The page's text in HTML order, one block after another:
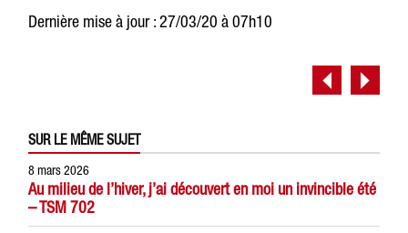
Dernière mise à jour : 27/03/20 à 07h10
SUR LE MÊME SUJET
8 mars 2026
Au milieu de l’hiver, j’ai découvert en moi un invincible été
– TSM 702